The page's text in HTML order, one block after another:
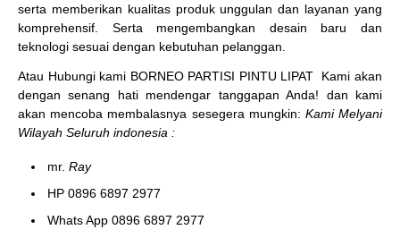
serta memberikan kualitas produk unggulan dan layanan yang
komprehensif. Serta mengembangkan desain baru dan
teknologi sesuai dengan kebutuhan pelanggan.
Atau Hubungi kami BORNEO PARTISI PINTU LIPAT
Kami akan
dengan senang hati mendengar tanggapan Anda! dan kami
akan mencoba membalasnya sesegera mungkin: Kami Melyani
Wilayah Seluruh indonesia :
mr. Ray
HP 0896 6897 2977
Whats App 0896 6897 2977